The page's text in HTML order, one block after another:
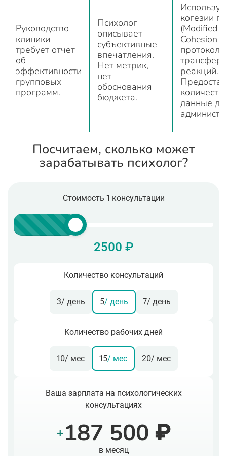
Руководство
клиники
требует отчет
об
эффективности
групповых
программ.
Психолог
описывает
субъективные
впечатления.
Нет метрик,
нет
обоснования
бюджета.
когезии
(Modified
Cohesion
реакций.
данные
Посчитаем, сколько может
зарабатывать психолог?
Стоимость 1 консультации
2500 ₽
Количество консультаций
3/ день 5/ день 7/ день
Количество рабочих дней
10/ мес 15/ мес 20/ мес
Ваша зарплата на психологических
консультациях
+187 500 ₽
в месяц